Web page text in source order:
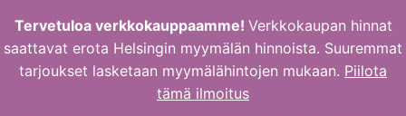
sisältöön
Tervetuloa verkkokauppaamme! Verkkokaupan hinnat
saattavat erota Helsingin myymälän hinnoista. Suuremmat
tarjoukset lasketaan myymälähintojen mukaan. Piilota
tämä ilmoitus